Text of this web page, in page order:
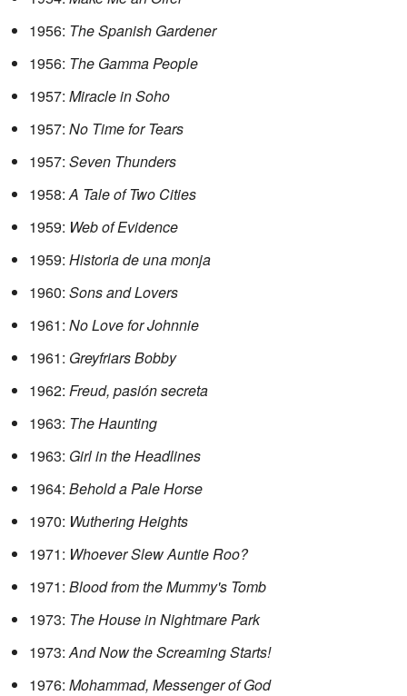
1956: The Spanish Gardener
1956: The Gamma People
1957: Miracle in Soho
1957: No Time for Tears
1957: Seven Thunders
1958:A Tale of Two Cities
1959: Web of Evidence
1959: Historia de una monja
1960: Sons and Lovers
1961: No Love for Johnnie
1961: Greyfriars Bobby
1962: Freud, pasión secreta
1963: The Haunting
1963: Girl in the Headlines
1964: Behold a Pale Horse
1970: Wuthering Heights
1971: Whoever Slew Auntie Roo?
1971: Blood from the Mummy's Tomb
1973: The House in Nightmare Park
1973:And Now the Screaming Starts!
1976: Mohammad, Messenger of God